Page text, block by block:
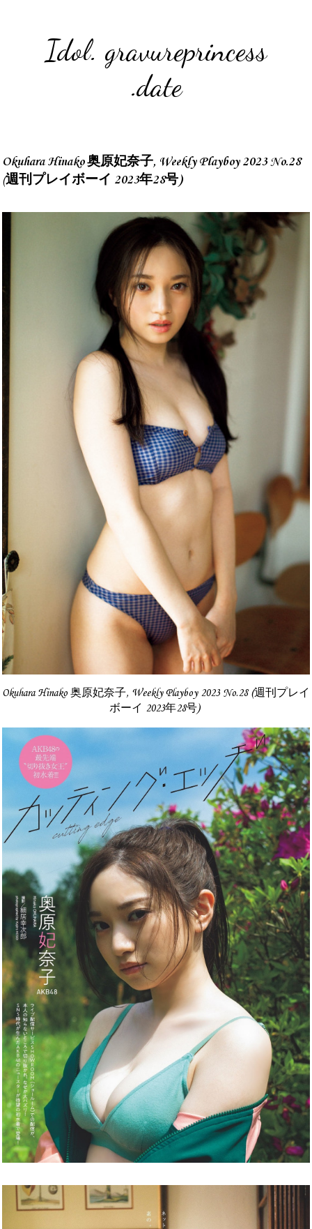
Idol. gravureprincess
.date
Okuhara Hinako 奥原妃奈子, Weekly Playboy 2023 No.28
(週刊プレイボーイ 2023年28号)
Okuhara Hinako 奥原妃奈子, Weekly Playboy 2023 No.28 (週刊プレイ
ボーイ 2023年28号)